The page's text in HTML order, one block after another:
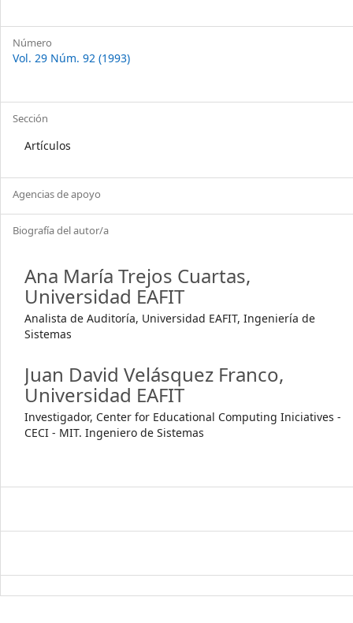
Número
Vol. 29 Núm. 92 (1993)
Sección
Artículos
Agencias de apoyo
Biografía del autor/a
Ana María Trejos Cuartas,
Universidad EAFIT
Analista de Auditoría, Universidad EAFIT, Ingeniería de
Sistemas
Juan David Velásquez Franco,
Universidad EAFIT
Investigador, Center for Educational Computing Iniciatives -
CECI - MIT. Ingeniero de Sistemas